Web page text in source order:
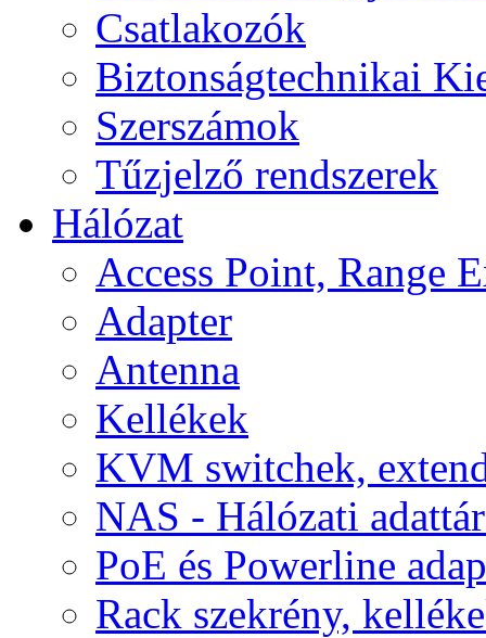
Csatlakozók
Biztonságtechnikai
Szerszámok
Tűzjelző rendszerek
Hálózat
Access Point, Range
Adapter
Antenna
Kellékek
KVM switchek,
NAS - Hálózati
PoE és Powerline
Rack szekrény,